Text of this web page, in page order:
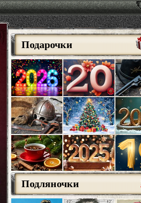
Подарочки
Подляночки